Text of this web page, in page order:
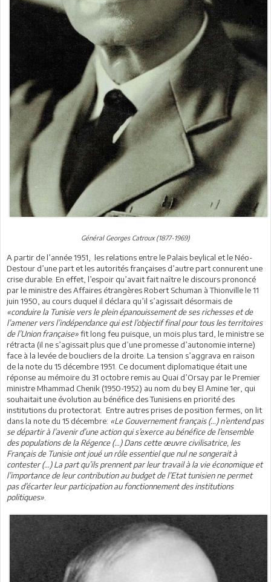
Général Georges Catroux (1877-1969)
A partir de l’année 1951, les relations entre le Palais beylical et le Néo-
Destour d’une part et les autorités françaises d’autre part connurent une
crise durable. En effet, l’espoir qu’avait fait naître le discours prononcé
par le ministre des Affaires étrangères Robert Schuman à Thionville le 11
juin 1950, au cours duquel il déclara qu’il s’agissait désormais de
«conduire la Tunisie vers le plein épanouissement de ses richesses et de
l’amener vers l’indépendance qui est l’objectif final pour tous les territoires
de l’Union française»fit long feu puisque, un mois plus tard, le ministre se
rétracta (il ne s’agissait plus que d’une promesse d’autonomie interne)
face à la levée de boucliers de la droite. La tension s’aggrava en raison
de la note du 15 décembre 1951. Ce document diplomatique était une
réponse au mémoire du 31 octobre remis au Quai d’Orsay par le Premier
ministre Mhammad Chenik (1950-1952) au nom du bey El Amine 1er, qui
souhaitait une évolution au bénéfice des Tunisiens en priorité des
institutions du protectorat. Entre autres prises de position fermes, on lit
dans la note du 15 décembre: «Le Gouvernement français (…) n’entend pas
se départir à l’avenir d’une action qui s’exerce au bénéfice de l’ensemble
des populations de la Régence (…) Dans cette œuvre civilisatrice, les
Français de Tunisie ont joué un rôle essentiel que nul ne songerait à
contester (…) La part qu’ils prennent par leur travail à la vie économique et
l’importance de leur contribution au budget de l’Etat tunisien ne permet
pas d’écarter leur participation au fonctionnement des institutions
politiques»